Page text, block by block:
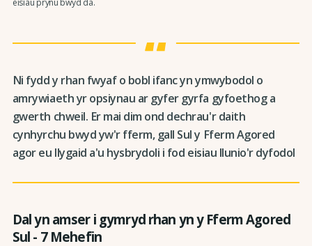
Ni fydd y rhan fwyaf o bobl ifanc yn ymwybodol o
amrywiaeth yr opsiynau ar gyfer gyrfa gyfoethog a
gwerth chweil. Er mai dim ond dechrau'r daith
cynhyrchu bwyd yw'r fferm, gall Sul y Fferm Agored
agor eu llygaid a'u hysbrydoli i fod eisiau llunio'r dyfodol
Dal yn amser i gymryd rhan yn y Fferm Agored
Sul - 7 Mehefin